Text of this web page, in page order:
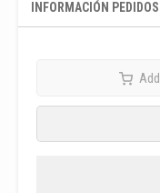
INFORMACIÓN PEDIDOS